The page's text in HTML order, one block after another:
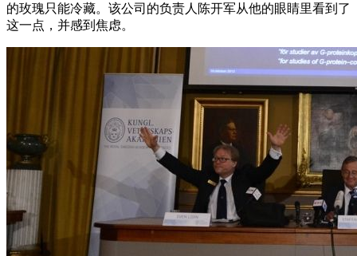
的玫瑰只能冷藏。该公司的负责人陈开军从他的眼睛里看到了
这一点，并感到焦虑。